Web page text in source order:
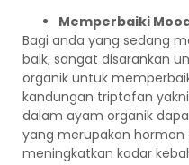
Memperbaiki
Bagi anda yang sedang
baik, sangat disarankan
organik untuk
kandungan triptofan
dalam ayam organik
yang merupakan hormon
meningkatkan kadar